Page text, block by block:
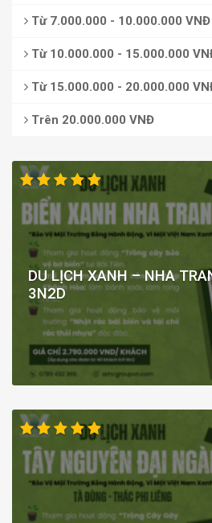
Từ 7.000.000 - 10.000.000 VNĐ
Từ 10.000.000 - 15.000.000
Từ 15.000.000 - 20.000.000
Trên 20.000.000 VNĐ
DU LỊCH XANH – NHA
3N2D